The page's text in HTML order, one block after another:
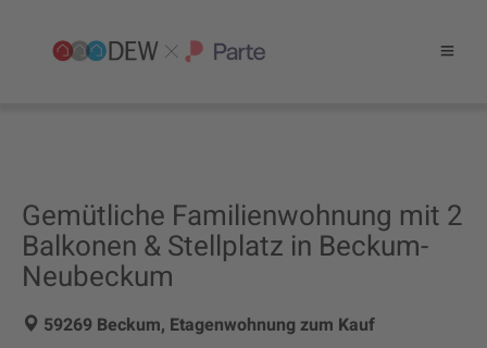
Gemütliche Familienwohnung mit 2
Balkonen & Stellplatz in Beckum-
Neubeckum
59269 Beckum, Etagenwohnung zum Kauf